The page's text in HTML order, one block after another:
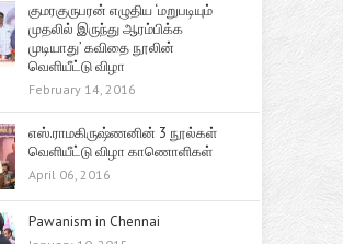
குமரகுருபரன் எழுதிய ‘மறுபடியும்
முதலில் இருந்து ஆரம்பிக்க
முடியாது’ கவிதை நூலின்
வெளியீட்டு விழா
February 14, 2016
எஸ்.ராமகிருஷ்ணனின் 3 நூல்கள்
வெளியீட்டு விழா காணொளிகள்
April 06, 2016
Pawanism in Chennai